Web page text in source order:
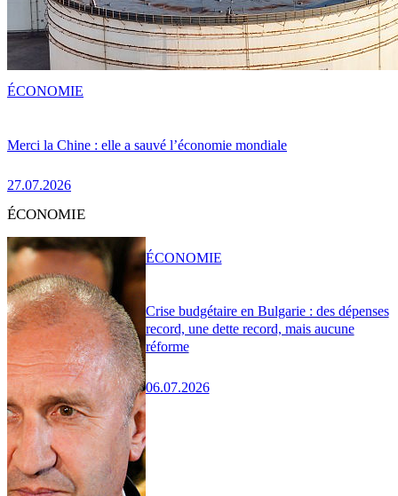
Merci la Chine : elle a sauvé l’économie mondiale
27.07.2026
ÉCONOMIE
ÉCONOMIE
Crise budgétaire en Bulgarie : des dépenses
record, une dette record, mais aucune
réforme
06.07.2026
ÉCONOMIE